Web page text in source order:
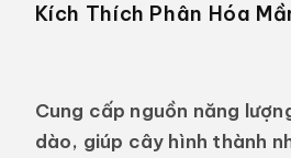
Kích Thích Phân Hóa
Cung cấp nguồn năng
dào, giúp cây hình thành